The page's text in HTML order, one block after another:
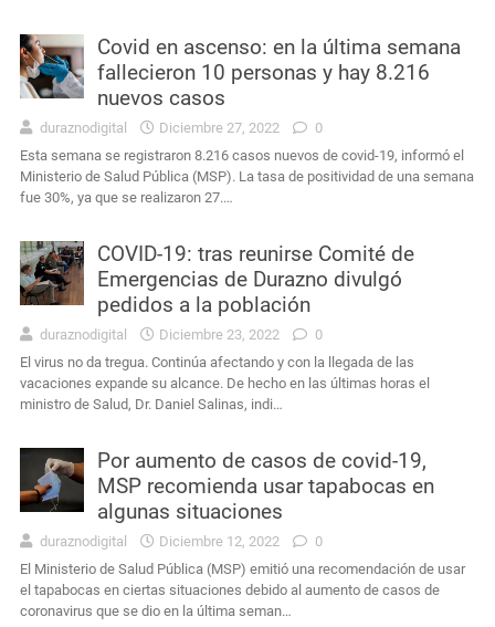
Covid en ascenso: en la última semana
fallecieron 10 personas y hay 8.216
nuevos casos
duraznodigital Diciembre 27, 2022
0
Esta semana se registraron 8.216 casos nuevos de covid-19, informó el
Ministerio de Salud Pública (MSP). La tasa de positividad de una semana
fue 30%, ya que se realizaron 27.…
COVID-19: tras reunirse Comité de
Emergencias de Durazno divulgó
pedidos a la población
duraznodigital Diciembre 23, 2022
0
El virus no da tregua. Continúa afectando y con la llegada de las
vacaciones expande su alcance. De hecho en las últimas horas el
ministro de Salud, Dr. Daniel Salinas, indi…
Por aumento de casos de covid-19,
MSP recomienda usar tapabocas en
algunas situaciones
duraznodigital Diciembre 12, 2022
0
El Ministerio de Salud Pública (MSP) emitió una recomendación de usar
el tapabocas en ciertas situaciones debido al aumento de casos de
coronavirus que se dio en la última seman…